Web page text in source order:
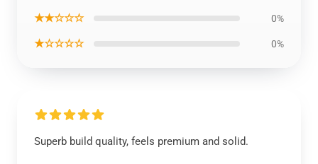
★★☆☆☆ 0%
★☆☆☆☆ 0%
Superb build quality, feels premium and solid.